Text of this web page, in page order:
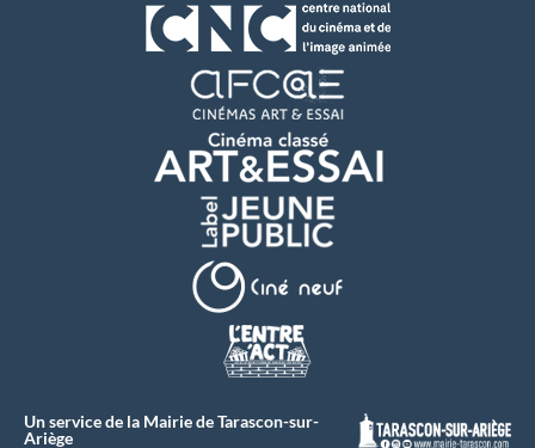
Un service de la Mairie de Tarascon-sur-
Ariège